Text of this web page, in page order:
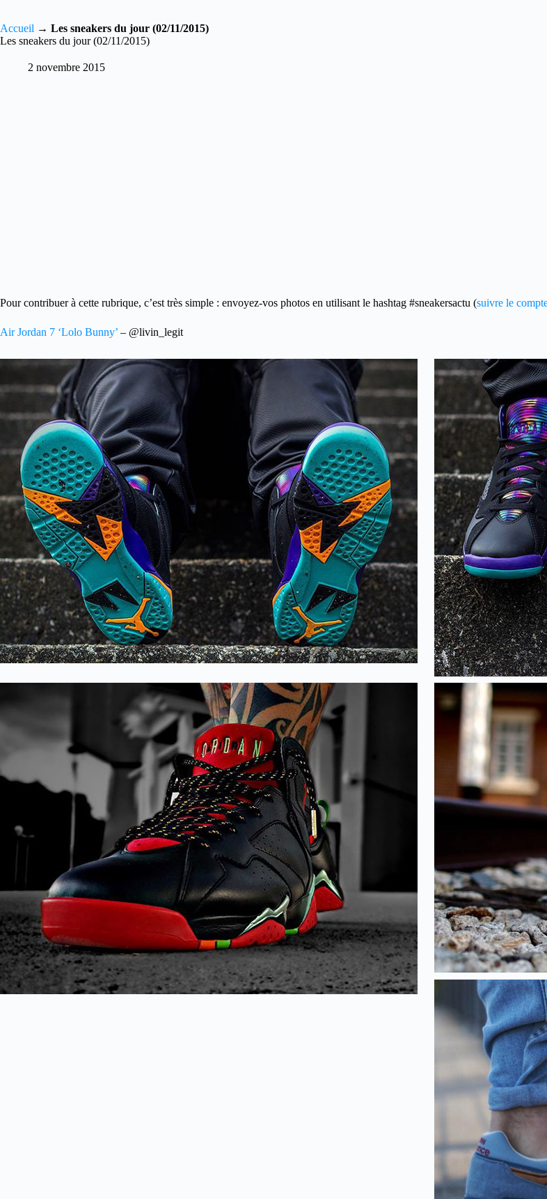
Accueil → Les sneakers du jour (02/11/2015)
Les sneakers du jour (02/11/2015)
2 novembre 2015
Pour contribuer à cette rubrique, c’est très simple : envoyez-vos photos en utilisant le hashtag #sneakersactu (suivre le
Air Jordan 7 ‘Lolo Bunny’ – @livin_legit